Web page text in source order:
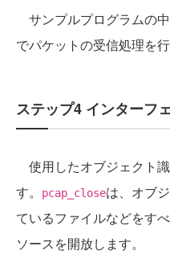
サンプルプログラムの
でパケットの受信処理を行
ステップ4 インターフ
使用したオブジェクト識
す。
pcap_closeは、オブ
ているファイルなどをす
ソースを開放します。